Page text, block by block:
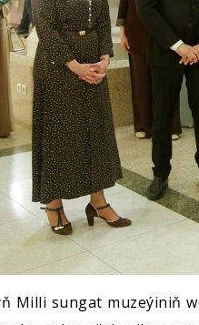
Milli sungat muzeýiniň